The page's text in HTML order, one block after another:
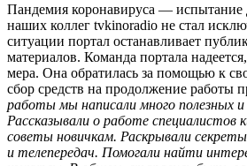
Пандемия коронавируса — испытание
наших коллег tvkinoradio не стал
ситуации портал останавливает
материалов. Команда портала
мера. Она обратилась за помощью к
сбор средств на продолжение работы
работы мы написали много полезных
Рассказывали о работе специалистов
советы новичкам. Раскрывали
и телепередач. Помогали найти